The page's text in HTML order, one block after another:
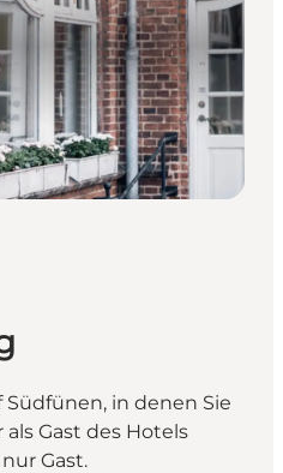
in denen Sie
Gast des Hotels
Gast.